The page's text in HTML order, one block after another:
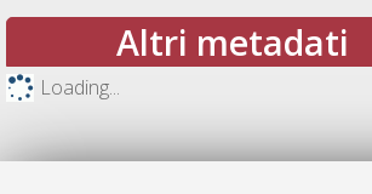
Altri metadati
Loading...